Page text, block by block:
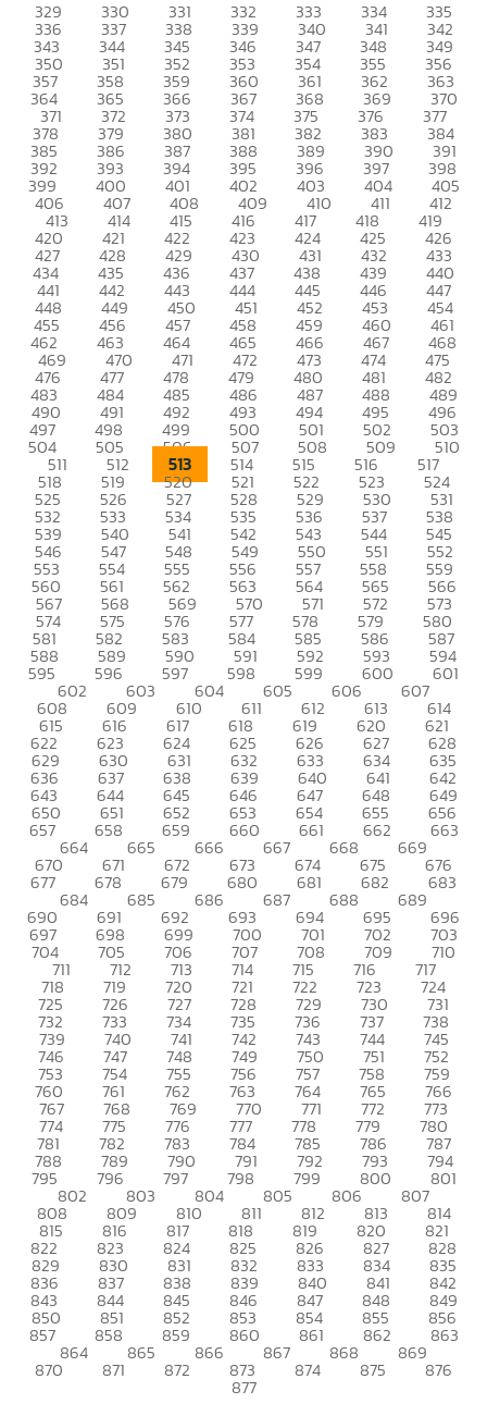
329 330 331 332 333 334 335
336 337 338 339 340 341 342
343 344 345 346 347 348 349
350 351 352 353 354 355 356
357 358 359 360 361 362 363
364 365 366 367 368 369 370
371 372 373 374 375 376 377
378 379 380 381 382 383 384
385 386 387 388 389 390 391
392 393 394 395 396 397 398
399 400 401 402 403 404 405
406 407 408 409 410 411 412
413 414 415 416 417 418 419
420 421 422 423 424 425 426
427 428 429 430 431 432 433
434 435 436 437 438 439 440
441 442 443 444 445 446 447
448 449 450 451 452 453 454
455 456 457 458 459 460 461
462 463 464 465 466 467 468
469 470 471 472 473 474 475
476 477 478 479 480 481 482
483 484 485 486 487 488 489
490 491 492 493 494 495 496
497 498 499 500 501 502 503
504 505 506 507 508 509 510
511 512 513 514 515 516 517
518 519 520 521 522 523 524
525 526 527 528 529 530 531
532 533 534 535 536 537 538
539 540 541 542 543 544 545
546 547 548 549 550 551 552
553 554 555 556 557 558 559
560 561 562 563 564 565 566
567 568 569 570 571 572 573
574 575 576 577 578 579 580
581 582 583 584 585 586 587
588 589 590 591 592 593 594
595 596 597 598 599 600 601
602 603 604 605 606 607
608 609 610 611 612 613 614
615 616 617 618 619 620 621
622 623 624 625 626 627 628
629 630 631 632 633 634 635
636 637 638 639 640 641 642
643 644 645 646 647 648 649
650 651 652 653 654 655 656
657 658 659 660 661 662 663
664 665 666 667 668 669
670 671 672 673 674 675 676
677 678 679 680 681 682 683
684 685 686 687 688 689
690 691 692 693 694 695 696
697 698 699 700 701 702 703
704 705 706 707 708 709 710
711 712 713 714 715 716 717
718 719 720 721 722 723 724
725 726 727 728 729 730 731
732 733 734 735 736 737 738
739 740 741 742 743 744 745
746 747 748 749 750 751 752
753 754 755 756 757 758 759
760 761 762 763 764 765 766
767 768 769 770 771 772 773
774 775 776 777 778 779 780
781 782 783 784 785 786 787
788 789 790 791 792 793 794
795 796 797 798 799 800 801
802 803 804 805 806 807
808 809 810 811 812 813 814
815 816 817 818 819 820 821
822 823 824 825 826 827 828
829 830 831 832 833 834 835
836 837 838 839 840 841 842
843 844 845 846 847 848 849
850 851 852 853 854 855 856
857 858 859 860 861 862 863
864 865 866 867 868 869
870 871 872 873 874 875 876
877